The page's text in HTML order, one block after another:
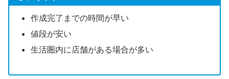
作成完了までの時間が早い
値段が安い
生活圏内に店舗がある場合が多い